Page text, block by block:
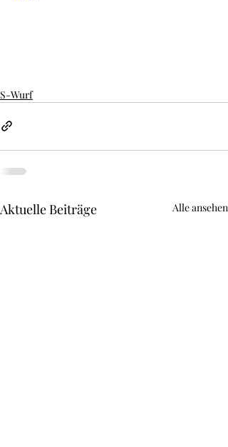
S-Wurf
Aktuelle Beiträge Alle ansehen